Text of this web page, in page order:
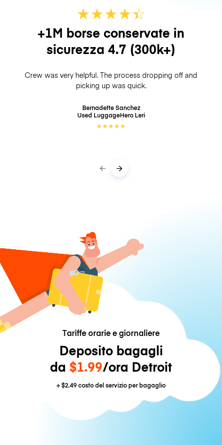
★★★★☆
★
+1M borse conservate in
sicurezza 4.7 (300k+)
Crew was very helpful. The process dropping off and
picking up was quick.
Bernadette Sanchez
Used LuggageHero Leri
★★★★★
Tariffe orarie e giornaliere
Deposito bagagli
da $1.99/ora Detroit
+$2.49costo del servizio per bagaglio